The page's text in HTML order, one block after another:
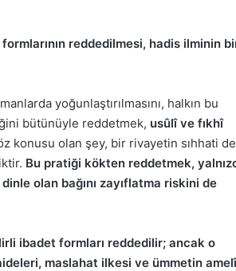
reddedilmesi, hadis ilminin
yoğunlaştırılmasını, halkın bu
bütünüyle reddetmek, usûlî ve fıkhî
konusu olan şey, bir rivayetin sıhhati
Bu pratiği kökten reddetmek,
olan bağını zayıflatma riskini de
ibadet formları reddedilir; ancak o
maslahat ilkesi ve ümmetin amelî